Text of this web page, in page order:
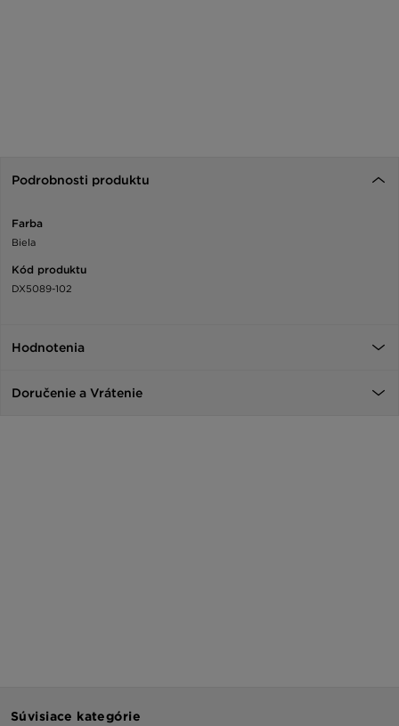
Podrobnosti produktu
Farba
Biela
Kód produktu
DX5089-102
Hodnotenia
Doručenie a Vrátenie
Súvisiace kategórie